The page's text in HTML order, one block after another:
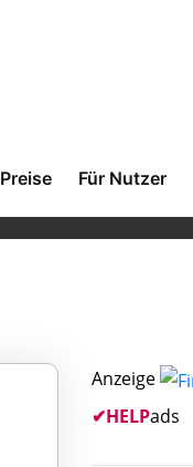
Preise Für Nutzer
Anzeige
✔HELPads